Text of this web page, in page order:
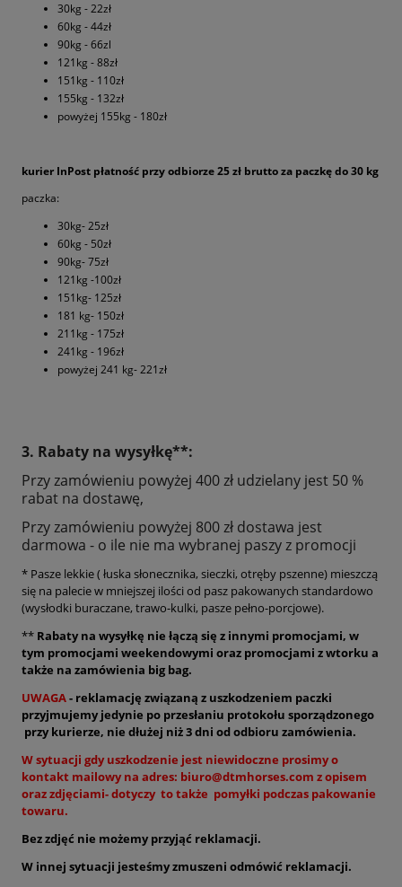
30kg - 22zł
60kg - 44zł
90kg - 66zl
121kg - 88zł
151kg - 110zł
155kg - 132zł
powyżej 155kg - 180zł
kurier InPost płatność przy odbiorze 25 zł brutto za paczkę do 30 kg
paczka:
30kg- 25zł
60kg - 50zł
90kg- 75zł
121kg -100zł
151kg- 125zł
181 kg- 150zł
211kg - 175zł
241kg - 196zł
powyżej 241 kg- 221zł
3. Rabaty na wysyłkę**:
Przy zamówieniu powyżej 400 zł udzielany jest 50 %
rabat na dostawę,
Przy zamówieniu powyżej 800 zł dostawa jest
darmowa - o ile nie ma wybranej paszy z promocji
* Pasze lekkie ( łuska słonecznika, sieczki, otręby pszenne) mieszczą
się na palecie w mniejszej ilości od pasz pakowanych standardowo
(wysłodki buraczane, trawo-kulki, pasze pełno-porcjowe).
** Rabaty na wysyłkę nie łączą się z innymi promocjami, w
tym promocjami weekendowymi oraz promocjami z wtorku a
także na zamówienia big bag.
UWAGA- reklamację związaną z uszkodzeniem paczki
przyjmujemy jedynie po przesłaniu protokołu sporządzonego
przy kurierze, nie dłużej niż 3 dni od odbioru zamówienia.
W sytuacji gdy uszkodzenie jest niewidoczne prosimy o
kontakt mailowy na adres: biuro@dtmhorses.com z opisem
oraz zdjęciami- dotyczy to także pomyłki podczas pakowanie
towaru.
Bez zdjęć nie możemy przyjąć reklamacji.
W innej sytuacji jesteśmy zmuszeni odmówić reklamacji.